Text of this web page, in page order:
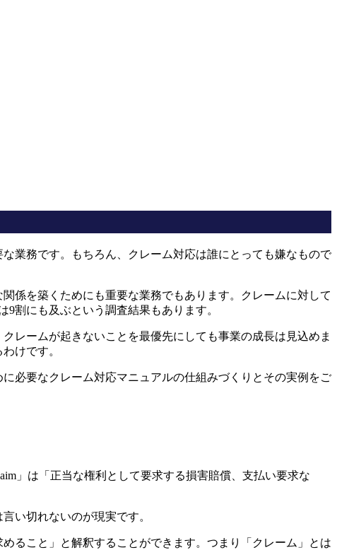
業務です。もちろん、クレーム対応は誰にとっても嫌なもので
係を築くためにも重要な業務でもあります。クレームに対して
割にも及ぶという調査結果もあります。
レームが起きないことを最優先にしても事業の成長は見込めま
けです。
必要なクレーム対応マニュアルの仕組みづくりとその実例をご
」は「正当な権利として要求する損害賠償、支払い要求な
い切れないのが現実です。
ること」と解釈することができます。つまり「クレーム」とは